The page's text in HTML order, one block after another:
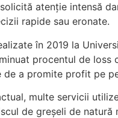
atenție intensă
rapide sau eronate.
în 2019 la
procentul de
a promite profit pe
multe servicii
de greșeli de